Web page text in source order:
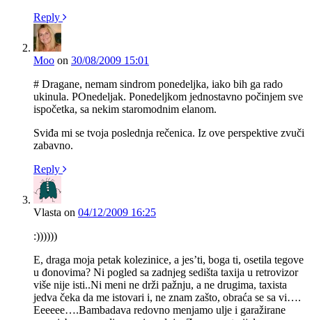
Reply
Moo on 30/08/2009 15:01
# Dragane, nemam sindrom ponedeljka, iako bih ga rado
ukinula. POnedeljak. Ponedeljkom jednostavno počinjem sve
ispočetka, sa nekim staromodnim elanom.
Sviđa mi se tvoja poslednja rečenica. Iz ove perspektive zvuči
zabavno.
Reply
Vlasta on 04/12/2009 16:25
:))))))
E, draga moja petak kolezinice, a jes’ti, boga ti, osetila tegove
u đonovima? Ni pogled sa zadnjeg sedišta taxija u retrovizor
više nije isti..Ni meni ne drži pažnju, a ne drugima, taxista
jedva čeka da me istovari i, ne znam zašto, obraća se sa vi….
Eeeeee….Bambadava redovno menjamo ulje i garažirane